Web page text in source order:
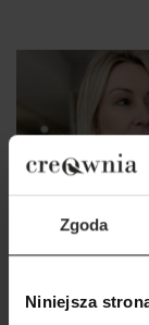
Zgoda
Niniejsza